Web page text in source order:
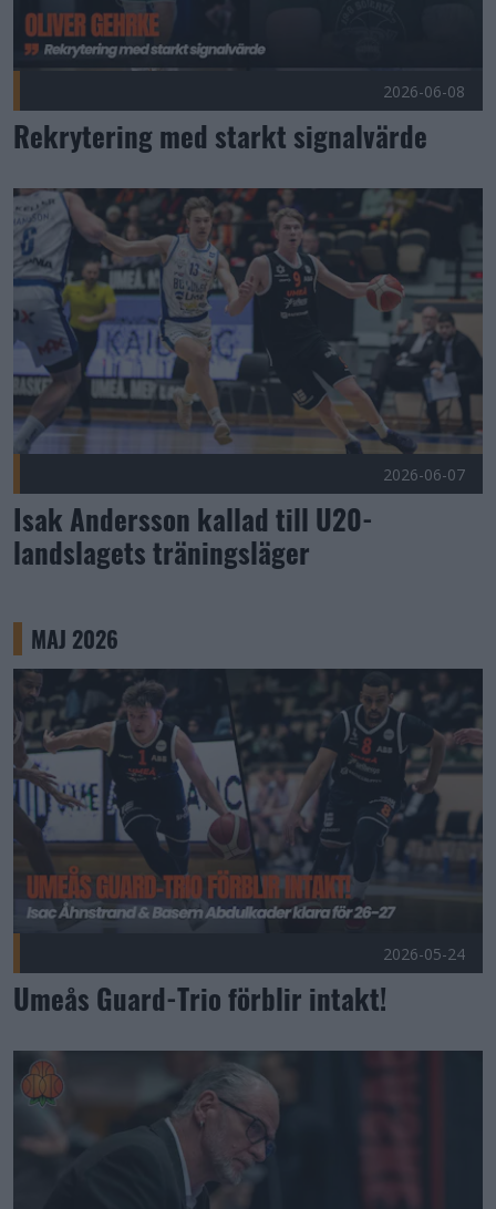
2026-06-08
Rekrytering med starkt signalvärde
Isak Andersson kallad till U20-landslagets träningsläger
2026-06-07
Isak Andersson kallad till U20-
landslagets träningsläger
MAJ 2026
Umeås Guard-Trio förblir intakt! Publicerad 2026-05-24
2026-05-24
Umeås Guard-Trio förblir intakt!
Gehrke summerar och tittar framåt Publicerad 2026-05-20